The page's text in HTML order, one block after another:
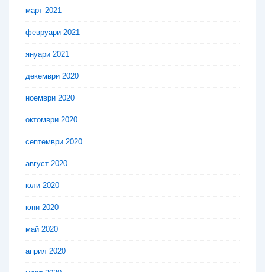
март 2021
февруари 2021
януари 2021
декември 2020
ноември 2020
октомври 2020
септември 2020
август 2020
юли 2020
юни 2020
май 2020
април 2020